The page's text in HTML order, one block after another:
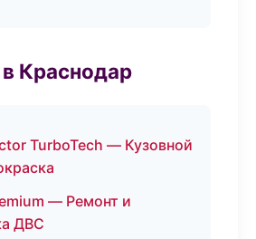
Краснодар
TurboTech — Кузовной
— Ремонт и
ДВС